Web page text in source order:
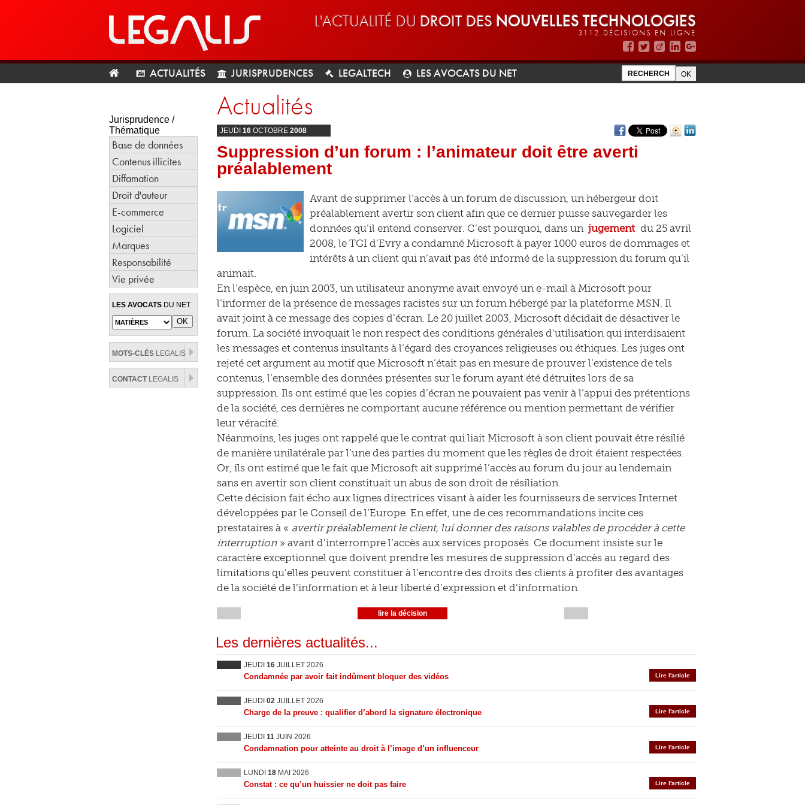
L'ACTUALITÉ DU DROIT DES NOUVELLES TECHNOLOGIES
3112 DÉCISIONS EN LIGNE
ACTUALITÉS JURISPRUDENCES LEGALTECH LES AVOCATS DU NET
Jurisprudence /
Thématique
Base de données
Contenus illicites
Diffamation
Droit d'auteur
E-commerce
Logiciel
Marques
Responsabilité
Vie privée
LES AVOCATS DU NET
MOTS-CLÉS LEGALIS
CONTACTLEGALIS
Actualités
JEUDI 16 OCTOBRE 2008
Suppression d’un forum : l’animateur doit être averti
préalablement
Avant de supprimer l’accès à un forum de discussion, un hébergeur doit
préalablement avertir son client afin que ce dernier puisse sauvegarder les
données qu’il entend conserver. C’est pourquoi, dans un jugement du 25 avril
2008, le TGI d’Evry a condamné Microsoft à payer 1000 euros de dommages et
intérêts à un client qui n’avait pas été informé de la suppression du forum qu’il
animait.
En l’espèce, en juin 2003, un utilisateur anonyme avait envoyé un e-mail à Microsoft pour
l’informer de la présence de messages racistes sur un forum hébergé par la plateforme MSN. Il
avait joint à ce message des copies d’écran. Le 20 juillet 2003, Microsoft décidait de désactiver le
forum. La société invoquait le non respect des conditions générales d’utilisation qui interdisaient
les messages et contenus insultants à l’égard des croyances religieuses ou éthiques. Les juges ont
rejeté cet argument au motif que Microsoft n’était pas en mesure de prouver l’existence de tels
contenus, l’ensemble des données présentes sur le forum ayant été détruites lors de sa
suppression. Ils ont estimé que les copies d’écran ne pouvaient pas venir à l’appui des prétentions
de la société, ces dernières ne comportant aucune référence ou mention permettant de vérifier
leur véracité.
Néanmoins, les juges ont rappelé que le contrat qui liait Microsoft à son client pouvait être résilié
de manière unilatérale par l’une des parties du moment que les règles de droit étaient respectées.
Or, ils ont estimé que le fait que Microsoft ait supprimé l’accès au forum du jour au lendemain
sans en avertir son client constituait un abus de son droit de résiliation.
Cette décision fait écho aux lignes directrices visant à aider les fournisseurs de services Internet
développées par le Conseil de l’Europe. En effet, une de ces recommandations incite ces
prestataires à « avertir préalablement le client, lui donner des raisons valables de procéder à cette
interruption» avant d’interrompre l’accès aux services proposés. Ce document insiste sur le
caractère exceptionnel que doivent prendre les mesures de suppression d’accès au regard des
limitations qu’elles peuvent constituer à l’encontre des droits des clients à profiter des avantages
de la société de l’information et à leur liberté d’expression et d’information.
lire la décision
Les dernières actualités...
JEUDI 16 JUILLET 2026
Lire l'article
Condamnée par avoir fait indûment bloquer des vidéos
JEUDI 02 JUILLET 2026
Lire l'article
Charge de la preuve : qualifier d’abord la signature électronique
JEUDI 11 JUIN 2026
Lire l'article
Condamnation pour atteinte au droit à l’image d’un influenceur
LUNDI 18 MAI 2026
Lire l'article
Constat : ce qu’un huissier ne doit pas faire